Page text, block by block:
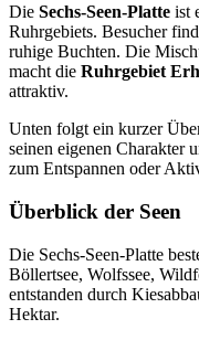
Die Sechs-Seen-Platte ist
Ruhrgebiets. Besucher
ruhige Buchten. Die
macht die Ruhrgebiet
attraktiv.
Unten folgt ein kurzer
seinen eigenen Charakter
zum Entspannen oder
Überblick der Seen
Die Sechs-Seen-Platte
Böllertsee, Wolfssee,
entstanden durch
Hektar.